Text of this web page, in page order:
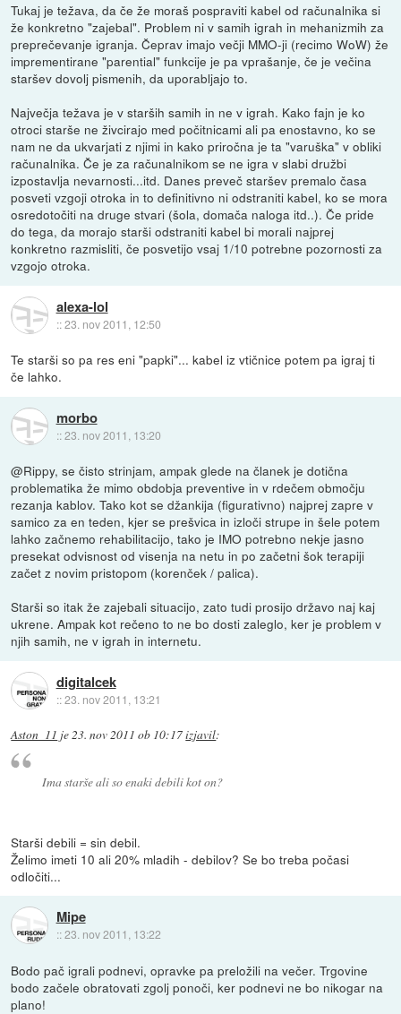
Tukaj je težava, da če že moraš pospraviti kabel od računalnika si
že konkretno "zajebal". Problem ni v samih igrah in mehanizmih za
preprečevanje igranja. Čeprav imajo večji MMO-ji (recimo WoW) že
imprementirane "parential" funkcije je pa vprašanje, če je večina
staršev dovolj pismenih, da uporabljajo to.
Največja težava je v starših samih in ne v igrah. Kako fajn je ko
otroci starše ne živcirajo med počitnicami ali pa enostavno, ko se
nam ne da ukvarjati z njimi in kako priročna je ta "varuška" v obliki
računalnika. Če je za računalnikom se ne igra v slabi družbi
izpostavlja nevarnosti...itd. Danes preveč staršev premalo časa
posveti vzgoji otroka in to definitivno ni odstraniti kabel, ko se mora
osredotočiti na druge stvari (šola, domača naloga itd..). Če pride
do tega, da morajo starši odstraniti kabel bi morali najprej
konkretno razmisliti, če posvetijo vsaj 1/10 potrebne pozornosti za
vzgojo otroka.
alexa-lol
::23. nov 2011, 12:50
Te starši so pa res eni "papki"... kabel iz vtičnice potem pa igraj ti
če lahko.
morbo
::23. nov 2011, 13:20
@Rippy, se čisto strinjam, ampak glede na članek je dotična
problematika že mimo obdobja preventive in v rdečem območju
rezanja kablov. Tako kot se džankija (figurativno) najprej zapre v
samico za en teden, kjer se prešvica in izloči strupe in šele potem
lahko začnemo rehabilitacijo, tako je IMO potrebno nekje jasno
presekat odvisnost od visenja na netu in po začetni šok terapiji
začet z novim pristopom (korenček / palica).
Starši so itak že zajebali situacijo, zato tudi prosijo državo naj kaj
ukrene. Ampak kot rečeno to ne bo dosti zaleglo, ker je problem v
njih samih, ne v igrah in internetu.
digitalcek
::23. nov 2011, 13:21
Aston_11 je23. nov 2011 ob 10:17izjavil:
Ima starše ali so enaki debili kot on?
Starši debili = sin debil.
Želimo imeti 10 ali 20% mladih - debilov? Se bo treba počasi
odločiti...
Mipe
::23. nov 2011, 13:22
Bodo pač igrali podnevi, opravke pa preložili na večer. Trgovine
bodo začele obratovati zgolj ponoči, ker podnevi ne bo nikogar na
plano!